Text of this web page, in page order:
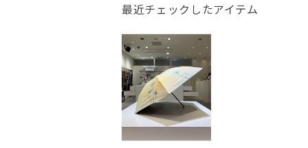
最近チェックしたアイテム